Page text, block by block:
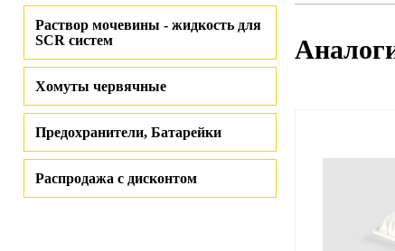
Раствор мочевины - жидкость для
SCR систем
Хомуты червячные
Предохранители, Батарейки
Распродажа с дисконтом